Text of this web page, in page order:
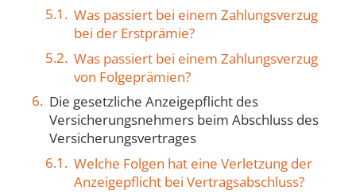
Was passiert bei einem Zahlungsverzug
bei der Erstprämie?
Was passiert bei einem Zahlungsverzug
von Folgeprämien?
Die gesetzliche Anzeigepflicht des
Versicherungs­nehmers beim Abschluss des
Versicherungs­vertrages
Welche Folgen hat eine Verletzung der
Anzeigepflicht bei Vertragsabschluss?